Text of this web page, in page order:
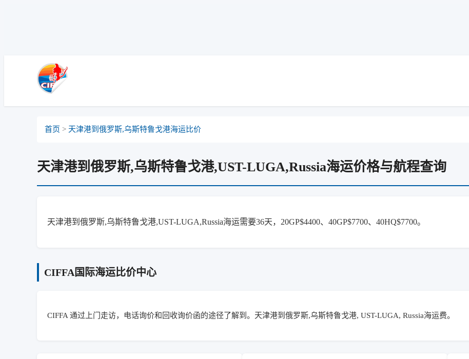
首页 > 天津港到俄罗斯,乌斯特鲁戈港海运比价
天津港到俄罗斯,乌斯特鲁戈港,UST-LUGA,Russia海运价格与航程查询
天津港到俄罗斯,乌斯特鲁戈港,UST-LUGA,Russia海运需要36天，20GP$4400、40GP$7700、40HQ$7700。
CIFFA国际海运比价中心
CIFFA 通过上门走访，电话询价和回收询价函的途径了解到。天津港到俄罗斯,乌斯特鲁戈港, UST-LUGA, Russia海运费。